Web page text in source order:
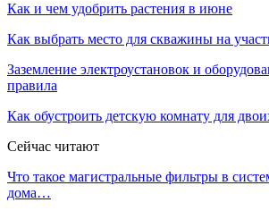
Как и чем удобрить растения в июне
Как выбрать место для скважины на
Заземление электроустановок и
правила
Как обустроить детскую комнату для
Сейчас читают
Что такое магистральные фильтры в
дома…